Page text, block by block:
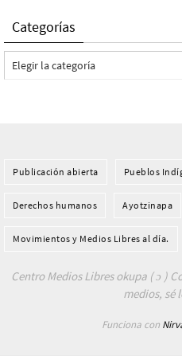
Categorías
Categorías
Publicación abierta Pueblos
Derechos humanos Ayotzinapa
Movimientos y Medios Libres al día.
Centro Medios Libres okupa ( ɔ )
medios, sé
Funciona con